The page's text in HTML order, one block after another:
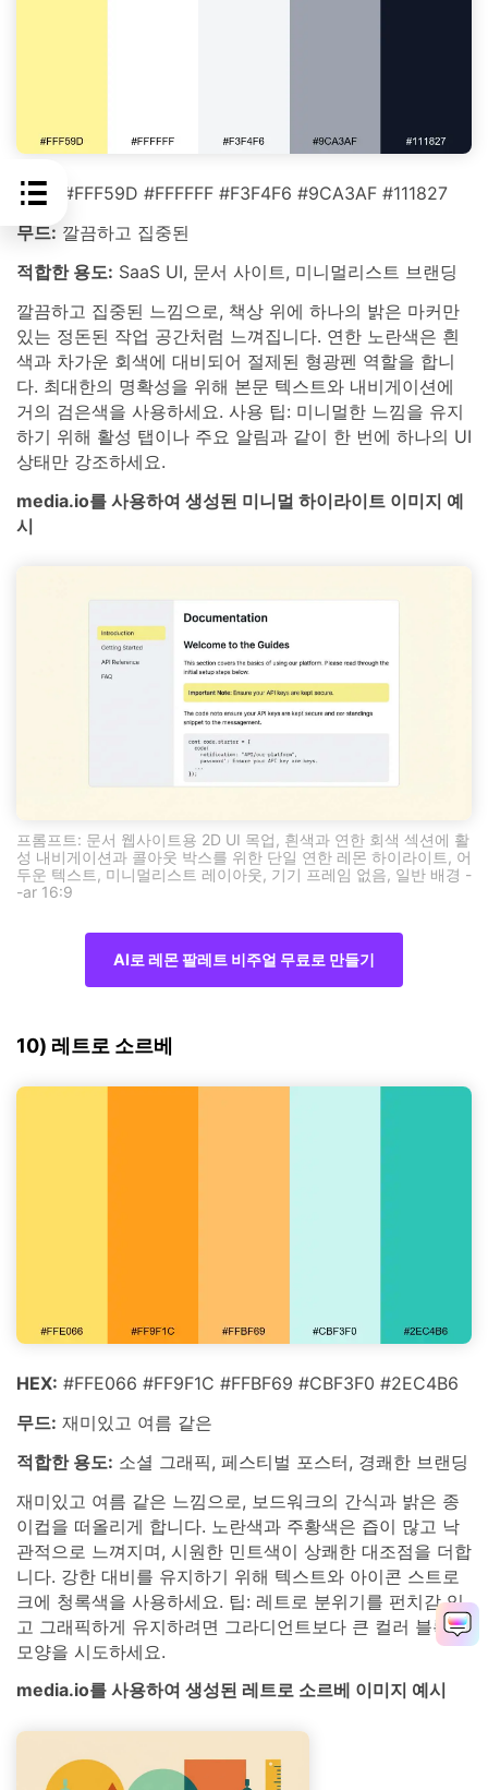
HEX:
#FFF59D #FFFFFF #F3F4F6 #9CA3AF #111827
무드: 깔끔하고 집중된
적합한 용도: SaaS UI, 문서 사이트, 미니멀리스트 브랜딩
깔끔하고 집중된 느낌으로, 책상 위에 하나의 밝은 마커만
있는 정돈된 작업 공간처럼 느껴집니다. 연한 노란색은 흰
색과 차가운 회색에 대비되어 절제된 형광펜 역할을 합니
다. 최대한의 명확성을 위해 본문 텍스트와 내비게이션에
거의 검은색을 사용하세요. 사용 팁: 미니멀한 느낌을 유지
하기 위해 활성 탭이나 주요 알림과 같이 한 번에 하나의 UI
상태만 강조하세요.
media.io를 사용하여 생성된 미니멀 하이라이트 이미지 예
시
프롬프트: 문서 웹사이트용 2D UI 목업, 흰색과 연한 회색 섹션에 활
성 내비게이션과 콜아웃 박스를 위한 단일 연한 레몬 하이라이트, 어
두운 텍스트, 미니멀리스트 레이아웃, 기기 프레임 없음, 일반 배경 -
-ar 16:9
AI로 레몬 팔레트 비주얼 무료로 만들기
10) 레트로 소르베
HEX: #FFE066 #FF9F1C #FFBF69 #CBF3F0 #2EC4B6
무드: 재미있고 여름 같은
적합한 용도: 소셜 그래픽, 페스티벌 포스터, 경쾌한 브랜딩
재미있고 여름 같은 느낌으로, 보드워크의 간식과 밝은 종
이컵을 떠올리게 합니다. 노란색과 주황색은 즙이 많고 낙
관적으로 느껴지며, 시원한 민트색이 상쾌한 대조점을 더합
니다. 강한 대비를 유지하기 위해 텍스트와 아이콘 스트로
크에 청록색을 사용하세요. 팁: 레트로 분위기를 펀치감 있
고 그래픽하게 유지하려면 그라디언트보다 큰 컬러 블록
모양을 시도하세요.
media.io를 사용하여 생성된 레트로 소르베 이미지 예시